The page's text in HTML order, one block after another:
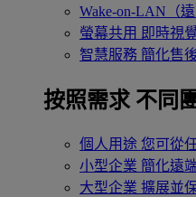
Wake-on-LAN（遠
螢幕共用 即時視
智慧服務 簡化售
按照需求 不同
個人用途 您可從
小型企業 簡化遠
大型企業 擴展並